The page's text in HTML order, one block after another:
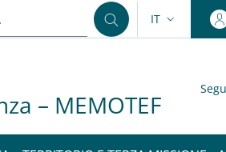
SELETTORE
IT
– MEMOTEF